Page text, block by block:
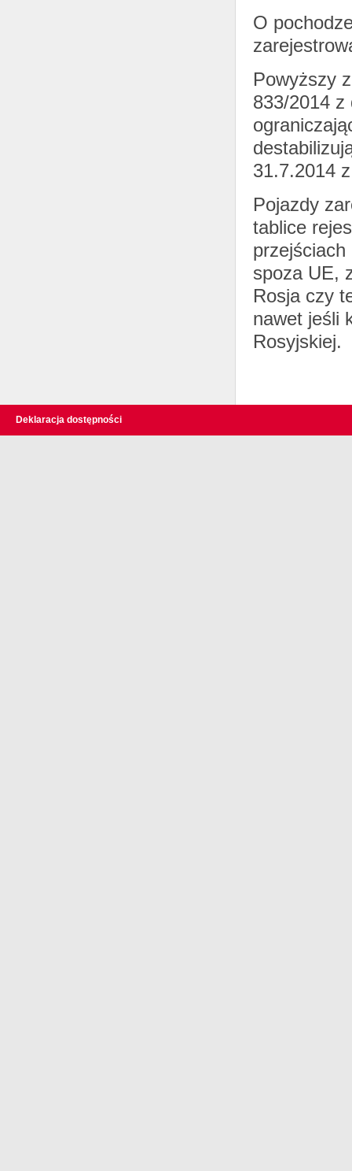
O
Powyższy
833/2014 z
31.7.2014
Pojazdy
tablice
spoza UE,
Rosja czy
nawet jeśli
Rosyjskiej.
Deklaracja dostępności